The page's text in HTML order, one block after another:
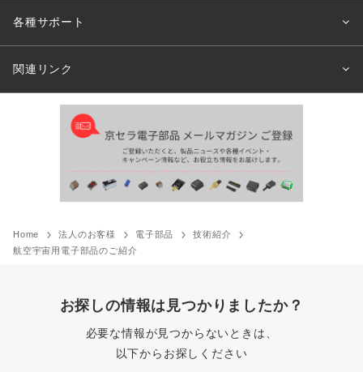
各種サポート
関連リンク
Home 法人のお客様 電子部品
技術紹介
航空宇宙用電子部品のご紹介
お探しの情報は見つかりましたか？
必要な情報が見つからないときは、
以下からお探しください